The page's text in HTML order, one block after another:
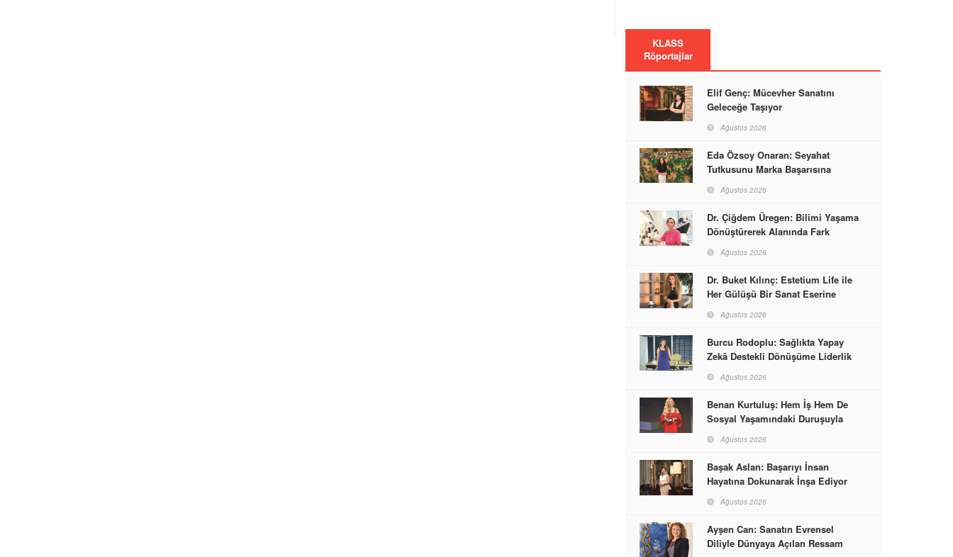
KLASS
Röportajlar
Elif Genç: Mücevher Sanatını
Geleceğe Taşıyor
Ağustos 2026
Eda Özsoy Onaran: Seyahat
Tutkusunu Marka Başarısına
Ağustos 2026
Dr. Çiğdem Üregen: Bilimi Yaşama
Dönüştürerek Alanında Fark
Ağustos 2026
Dr. Buket Kılınç: Estetium Life ile
Her Gülüşü Bir Sanat Eserine
Ağustos 2026
Burcu Rodoplu: Sağlıkta Yapay
Zekâ Destekli Dönüşüme Liderlik
Ağustos 2026
Benan Kurtuluş: Hem İş Hem De
Sosyal Yaşamındaki Duruşuyla
Ağustos 2026
Başak Aslan: Başarıyı İnsan
Hayatına Dokunarak İnşa Ediyor
Ağustos 2026
Ayşen Can: Sanatın Evrensel
Diliyle Dünyaya Açılan Ressam